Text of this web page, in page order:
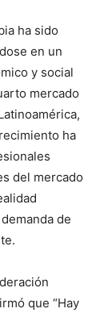
ha sido
en un
y social
mercado
ha
del mercado
de
que “Hay